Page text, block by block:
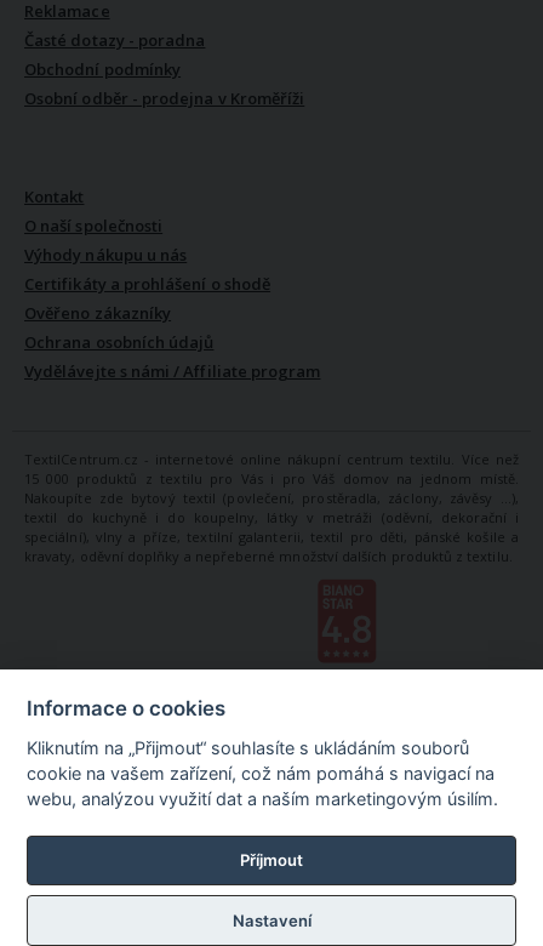
Reklamace
Časté dotazy - poradna
Obchodní podmínky
Osobní odběr - prodejna v Kroměříži
Kontakt
O naší společnosti
Výhody nákupu u nás
Certifikáty a prohlášení o shodě
Ověřeno zákazníky
Ochrana osobních údajů
Vydělávejte s námi / Affiliate program
TextilCentrum.cz - internetové online nákupní centrum textilu. Více než
15 000 produktů z textilu pro Vás i pro Váš domov na jednom místě.
Nakoupíte zde bytový textil (povlečení, prostěradla, záclony, závěsy ...),
textil do kuchyně i do koupelny, látky v metráži (oděvní, dekorační i
speciální), vlny a příze, textilní galanterii, textil pro děti, pánské košile a
kravaty, oděvní doplňky a nepřeberné množství dalších produktů z textilu.
Informace o cookies
Kliknutím na „Přijmout“ souhlasíte s ukládáním souborů
cookie na vašem zařízení, což nám pomáhá s navigací na
webu, analýzou využití dat a naším marketingovým úsilím.
Příjmout
Nastavení